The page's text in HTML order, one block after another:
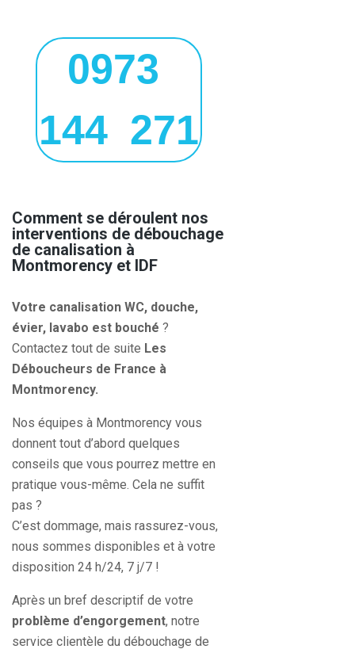
0973
144 271
Comment se déroulent nos
interventions de débouchage
de canalisation à
Montmorency et IDF
Votre canalisation WC, douche,
évier, lavabo est bouché ?
Contactez tout de suite Les
Déboucheurs de France à
Montmorency.
Nos équipes à Montmorency vous
donnent tout d’abord quelques
conseils que vous pourrez mettre en
pratique vous-même. Cela ne suffit
pas ?
C’est dommage, mais rassurez-vous,
nous sommes disponibles et à votre
disposition 24 h/24, 7 j/7 !
Après un bref descriptif de votre
problème d’engorgement, notre
service clientèle du débouchage de